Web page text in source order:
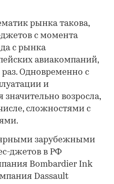
рынка такова,
с момента
с рынка
авиакомпаний,
раз. Одновременно с
и
значительно возросла,
сложностями с
зарубежными
джетов в РФ
Bombardier Ink
Dassault